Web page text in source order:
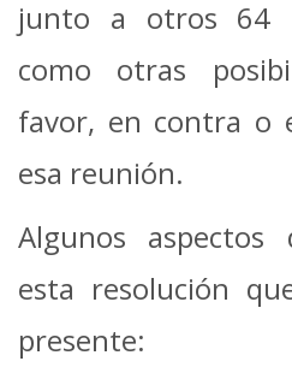
junto a otros 64
como otras
favor, en contra o
esa reunión.
Algunos
esta resolución
presente: